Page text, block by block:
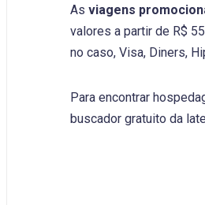
As viagens
valores a partir de R$
no caso, Visa, Diners,
Para encontrar
buscador gratuito da